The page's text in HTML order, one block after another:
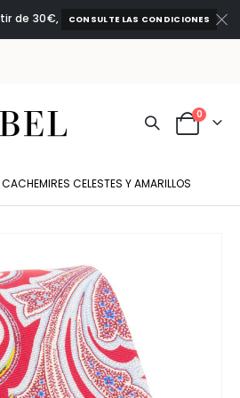
de 30€, CONSULTE LAS CONDICIONES
Cart
0
CELESTES Y AMARILLOS